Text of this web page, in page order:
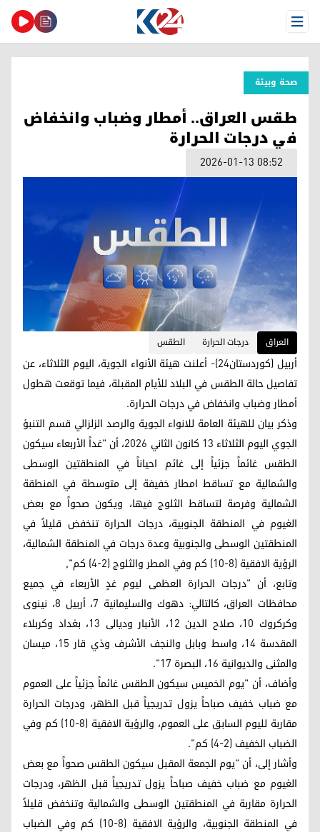
Open Menu
صحة وبیئة
طقس العراق.. أمطار وضباب وانخفاض
في درجات الحرارة
2026-01-13 08:52
العراق درجات الحرارة الطقس
أربيل (كوردستان24)- أعلنت هيئة الأنواء الجوية، اليوم الثلاثاء، عن
تفاصيل حالة الطقس في البلاد للأيام المقبلة، فيما توقعت هطول
أمطار وضباب وانخفاض في درجات الحرارة.
وذكر بيان للهيئة العامة للانواء الجوية والرصد الزلزالي قسم التنبؤ
الجوي اليوم الثلاثاء 13 كانون الثاني 2026، أن "غداً الأربعاء سيكون
الطقس غائماً جزئياً إلى غائم احياناً في المنطقتين الوسطى
والشمالية مع تساقط امطار خفيفة إلى متوسطة في المنطقة
الشمالية وفرصة لتساقط الثلوج فيها، ويكون صحواً مع بعض
الغيوم في المنطقة الجنوبية، درجات الحرارة تنخفض قليلاً في
المنطقتين الوسطى والجنوبية وعدة درجات في المنطقة الشمالية،
الرؤية الافقية (8-10) كم وفي المطر والثلوج (2-4) كم",
وتابع، أن "درجات الحرارة العظمى ليوم غدٍ الأربعاء في جميع
محافظات العراق، كالتالي: دهوك والسليمانية 7، أربيل 8، نينوى
وكركروك 10، صلاح الدين 12، الأنبار وديالى 13، بغداد وكربلاء
المقدسة 14، واسط وبابل والنجف الأشرف وذي قار 15، ميسان
والمثنى والديوانية 16، البصرة 17".
وأضاف، أن "يوم الخميس سيكون الطقس غائماً جزئياً على العموم
مع ضباب خفيف صباحاً يزول تدريجياً قبل الظهر، ودرجات الحرارة
مقاربة لليوم السابق على العموم، والرؤية الافقية (8-10) كم وفي
الضباب الخفيف (2-4) كم".
وأشار إلى، أن "يوم الجمعة المقبل سيكون الطقس صحواً مع بعض
الغيوم مع ضباب خفيف صباحاً يزول تدريجياً قبل الظهر، ودرجات
الحرارة مقاربة في المنطقتين الوسطى والشمالية وتنخفض قليلاً
في المنطقة الجنوبية، والرؤية الافقية (8-10) كم وفي الضباب